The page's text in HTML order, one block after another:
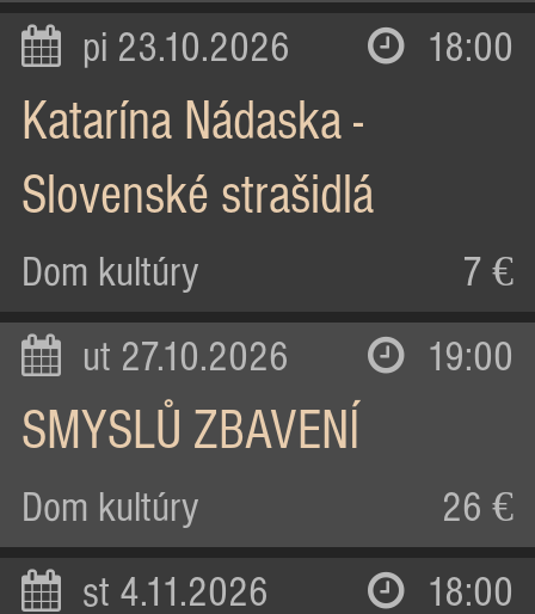
pi 23.10.2026 18:00
Katarína Nádaska -
Slovenské strašidlá
Dom kultúry 7 €
ut 27.10.2026 19:00
SMYSLŮ ZBAVENÍ
Dom kultúry 26 €
st 4.11.2026 18:00